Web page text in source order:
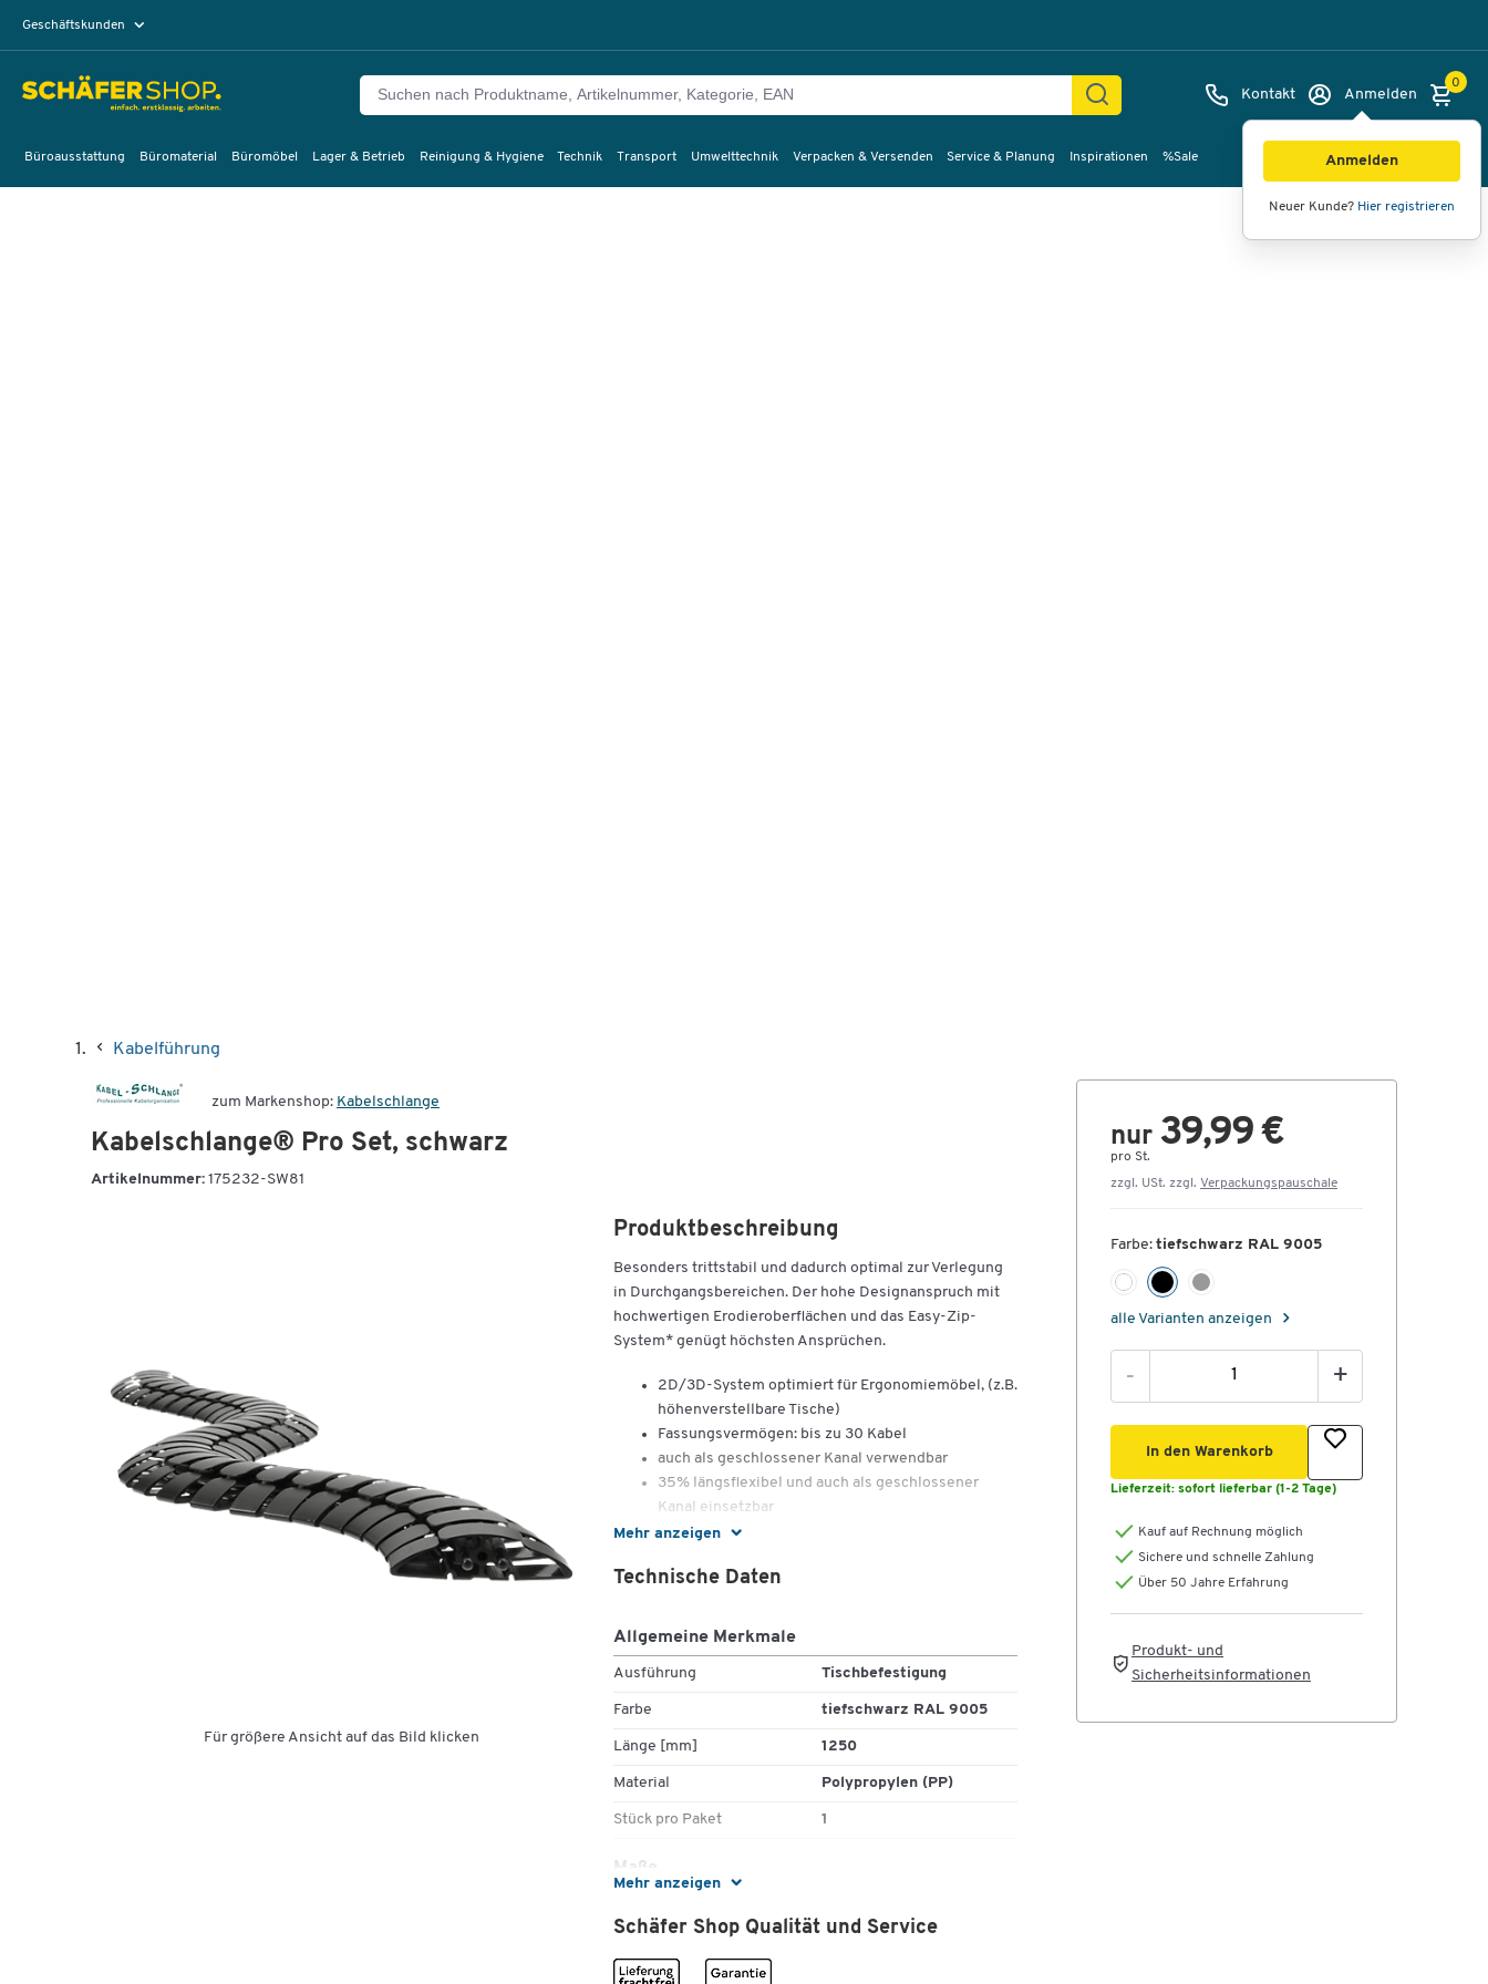
Geschäftskunden
Kontakt Anmelden
Anmelden
Neuer Kunde? Hier registrieren
0
Büroausstattung Büromaterial Büromöbel Lager & Betrieb Reinigung & Hygiene Technik Transport Umwelttechnik Verpacken & Versenden Service & Planung Inspirationen %Sale
Kabelführung
zum Markenshop: Kabelschlange
Kabelschlange® Pro Set, schwarz
Artikelnummer: 175232-SW81
Für größere Ansicht auf das Bild klicken
Mehr anzeigen
Produktbeschreibung
Besonders trittstabil und dadurch optimal zur Verlegung
in Durchgangsbereichen. Der hohe Designanspruch mit
hochwertigen Erodieroberflächen und das Easy-Zip-
System* genügt höchsten Ansprüchen.
2D/3D-System optimiert für Ergonomiemöbel, (z.B.
höhenverstellbare Tische)
Fassungsvermögen: bis zu 30 Kabel
auch als geschlossener Kanal verwendbar
35% längsflexibel und auch als geschlossener
Kanal einsetzbar
Set bestehend aus: ca. 1250 mm (42 Glieder)
Bodenauslass-Anschluss
*Easy-Zip: Werkzeugfreie Kabel-Installation wie bei
einem Reißverschluss
Mehr anzeigen
Technische Daten
Allgemeine Merkmale
Ausführung Tischbefestigung
Farbe tiefschwarz RAL 9005
Länge [mm] 1250
Material Polypropylen (PP)
Stück pro Paket 1
Maße
Schäfer Shop Qualität und Service
nur 39,99 €
pro St.
zzgl. USt. zzgl. Verpackungspauschale
Farbe: tiefschwarz RAL 9005
alle Varianten anzeigen
- +
In den Warenkorb
Lieferzeit: sofort lieferbar (1-2 Tage)
Kauf auf Rechnung möglich
Sichere und schnelle Zahlung
Über 50 Jahre Erfahrung
Produkt- und
Sicherheitsinformationen
Bilder Videos 360°-Ansicht